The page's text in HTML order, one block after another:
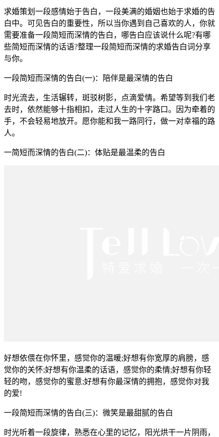
求婚策划一段感情始于告白，一段美满的婚姻也始于求婚的告
白中。可见告白的重要性，所以当你遇到自己喜欢的人，你就
需要准备一段简短而深情的告白，哪告白应该说什么呢?有哪
些简短而深情的话语?整理一段简短而深情的求婚告白词分享
与你。
一段简短而深情的告白(一)：陪伴是最深情的告白
时光流去，生活辗转，斑驳树影，点滴爱情。希望等到我们老
去时，依然能够十指相扣，走过人生的十字路口。因为牵着的
手，不会轻易地放开。愿你能和我一路同行，做一对幸福的路
人。
一简短而深情的告白(二)：体贴是最温柔的告白
好想依偎在你怀里，感觉你的温暖;好想有你宽厚的肩膀，感
觉你的关怀;好想有你温柔的话语，感觉你的柔情;好想有你轻
轻的吻，感觉你的蜜意;好想有你最深情的拥抱，感觉你对我
的爱!
一段简短而深情的告白(三)：微笑是最甜腻的告白
时光听着一段旋律，熟悉在心里的记忆，阳光烘干一片阴雨，